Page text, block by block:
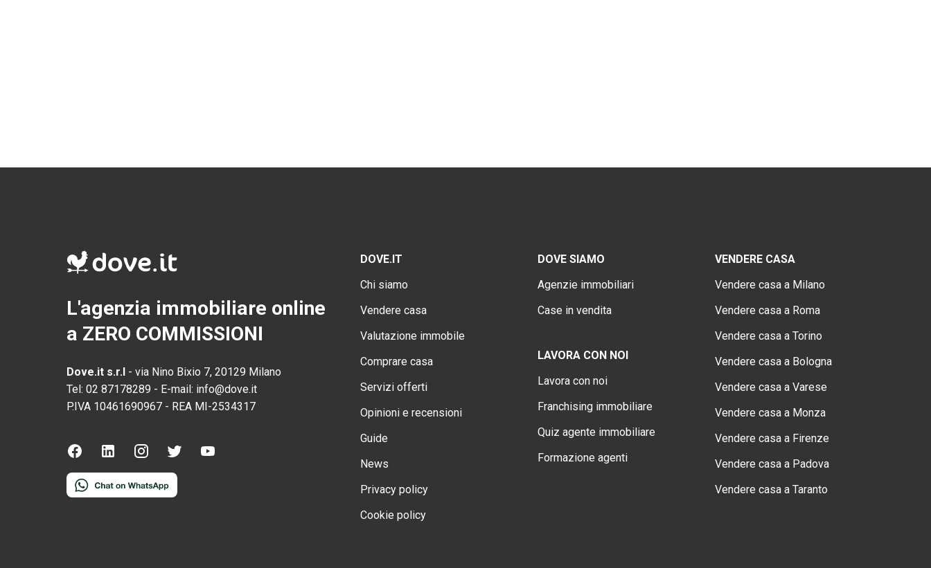
L'agenzia immobiliare online
a ZERO COMMISSIONI
Dove.it s.r.l - via Nino Bixio 7, 20129 Milano
Tel: 02 87178289 - E-mail: info@dove.it
P.IVA 10461690967 - REA MI-2534317
DOVE.IT
Chi siamo
Vendere casa
Valutazione immobile
Comprare casa
Servizi offerti
Opinioni e recensioni
Guide
News
Privacy policy
Cookie policy
DOVE SIAMO
Agenzie immobiliari
Case in vendita
LAVORA CON NOI
Lavora con noi
Franchising immobiliare
Quiz agente immobiliare
Formazione agenti
VENDERE CASA
Vendere casa a Milano
Vendere casa a Roma
Vendere casa a Torino
Vendere casa a Bologna
Vendere casa a Varese
Vendere casa a Monza
Vendere casa a Firenze
Vendere casa a Padova
Vendere casa a Taranto